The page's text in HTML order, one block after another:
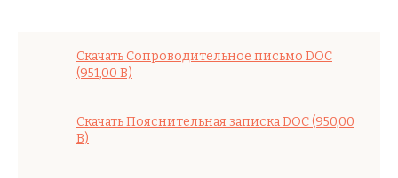
Скачать Сопроводительное письмо DOC
(951,00 B)
Скачать Пояснительная запискаDOC(950,00
B)